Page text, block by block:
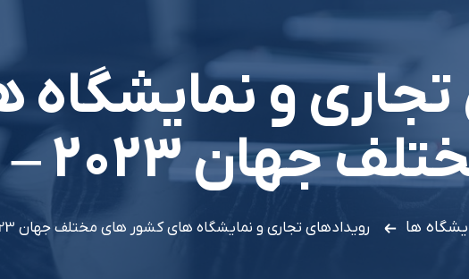
تجاري و
2023 – 2022
ها رويدادهاي تجاري و نمايشگاه هاي کشور هاي مختلف جهان 2023 – 2022